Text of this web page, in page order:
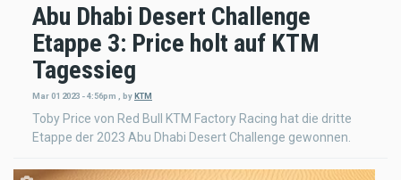
Abu Dhabi Desert Challenge
Etappe 3: Price holt auf KTM
Tagessieg
Mar 01 2023 - 4:56pm byKTM
Toby Price von Red Bull KTM Factory Racing hat die dritte
Etappe der 2023 Abu Dhabi Desert Challenge gewonnen.